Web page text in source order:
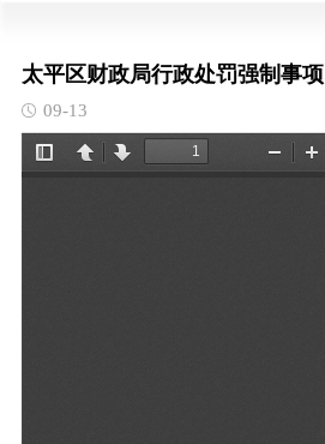
太平区财政局行政处罚强制事项
09-13